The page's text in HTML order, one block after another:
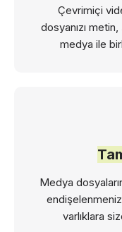
Çevrimiçi
dosyanızı
medya ile
Medya
varlıklara